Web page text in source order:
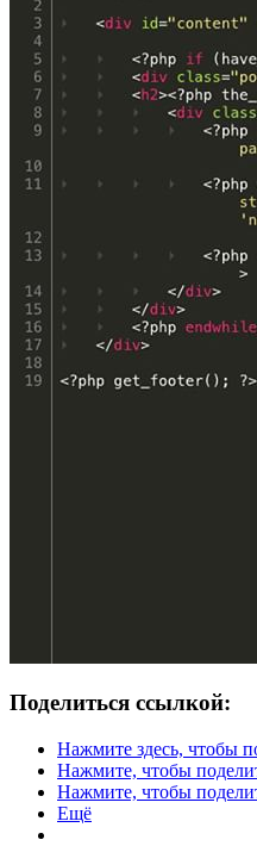
Поделиться ссылкой:
Нажмите здесь, чтобы
Нажмите, чтобы
Нажмите, чтобы
Ещё